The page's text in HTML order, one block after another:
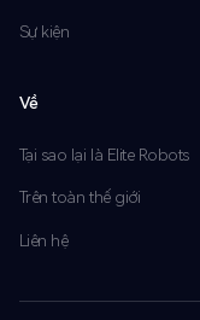
Sự kiện
Về
Tại sao lại là Elite Robots
Trên toàn thế giới
Liên hệ